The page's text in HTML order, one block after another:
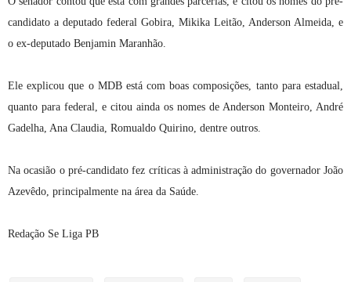
candidato a deputado federal Gobira, Mikika Leitão, Anderson Almeida, e
o ex-deputado Benjamin Maranhão.
Ele explicou que o MDB está com boas composições, tanto para estadual,
quanto para federal, e citou ainda os nomes de Anderson Monteiro, André
Gadelha, Ana Claudia, Romualdo Quirino, dentre outros.
Na ocasião o pré-candidato fez críticas à administração do governador João
Azevêdo, principalmente na área da Saúde.
Redação Se Liga PB